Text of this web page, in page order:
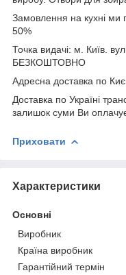
Замовлення на кухні ми
50%
Точка видачі: м. Київ.
БЕЗКОШТОВНО
Адресна доставка по
Доставка по Україні
залишок суми Ви
Приховати
Характеристики
Основні
Виробник
Країна виробник
Гарантійний термін